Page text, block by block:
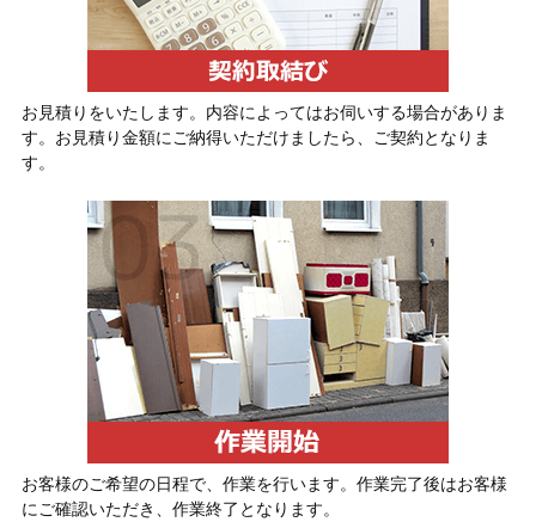
お見積りをいたします。内容によってはお伺いする場合がありま
す。お見積り金額にご納得いただけましたら、ご契約となりま
す。
お客様のご希望の日程で、作業を行います。作業完了後はお客様
にご確認いただき、作業終了となります。